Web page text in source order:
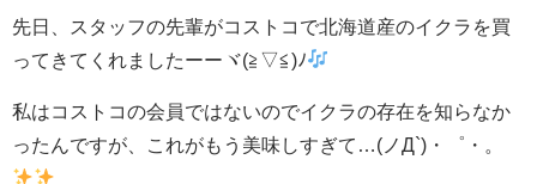
先日、スタッフの先輩がコストコで北海道産のイクラを買
ってきてくれましたーーヾ(≧▽≦)ﾉ
私はコストコの会員ではないのでイクラの存在を知らなか
ったんですが、これがもう美味しすぎて…(ノД`)・゜・。